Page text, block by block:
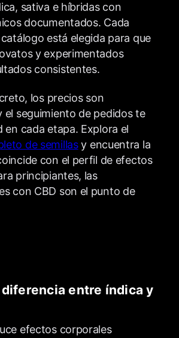
sativa e híbridas con
documentados. Cada
está elegida para que
y experimentados
consistentes.
los precios son
el seguimiento de pedidos te
en cada etapa. Explora el
de semillasy encuentra la
con el perfil de efectos
principiantes, las
con CBD son el punto de
diferencia entre índica y
efectos corporales